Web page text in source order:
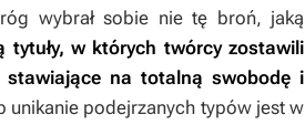
wybrał sobie nie tę broń, jaką
tytuły, w których twórcy zostawili
na totalną swobodę i
unikanie podejrzanych typów jest w